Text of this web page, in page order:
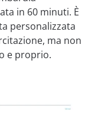
in 60 minuti. È
personalizzata
ma non
e proprio.